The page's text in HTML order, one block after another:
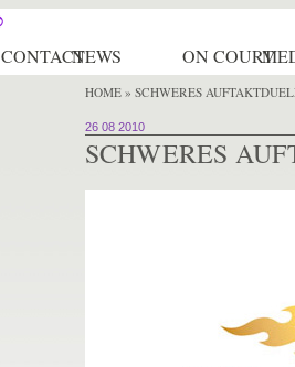
CONTACTNEWS ON COURT
HOME» SCHWERES
26 08 2010
SCHWERES